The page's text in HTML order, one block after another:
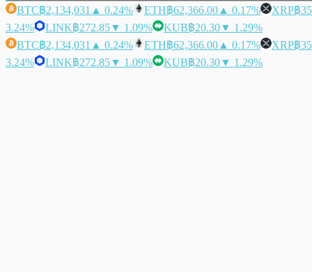
BTC฿2,134,031 ▲ 0.24% ETH฿62,366.00 ▲ 0.17% XRP฿
3.24%
LINK฿272.85▼ 1.09% KUB฿20.30▼ 1.29%
BTC฿2,134,031 ▲ 0.24% ETH฿62,366.00 ▲ 0.17% XRP฿
3.24%
LINK฿272.85▼ 1.09% KUB฿20.30▼ 1.29%